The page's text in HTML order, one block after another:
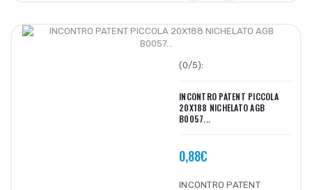
(0/5):
INCONTRO PATENT PICCOLA
20X188 NICHELATO AGB
B0057...
0,88€
INCONTRO PATENT